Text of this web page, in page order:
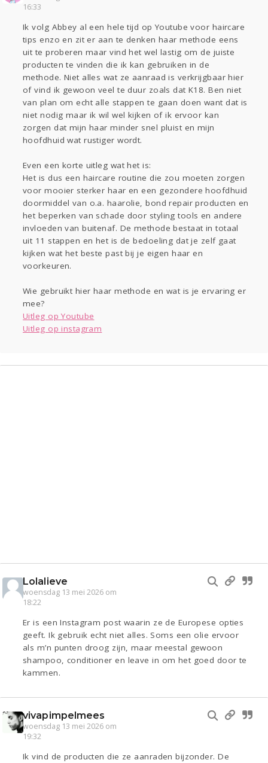
Sport
Lezen
16:33
Ik volg Abbey al een hele tijd op Youtube voor haircare
tips enzo en zit er aan te denken haar methode eens
uit te proberen maar vind het wel lastig om de juiste
producten te vinden die ik kan gebruiken in de
methode. Niet alles wat ze aanraad is verkrijgbaar hier
of vind ik gewoon veel te duur zoals dat K18. Ben niet
van plan om echt alle stappen te gaan doen want dat is
niet nodig maar ik wil wel kijken of ik ervoor kan
zorgen dat mijn haar minder snel pluist en mijn
hoofdhuid wat rustiger wordt.
Even een korte uitleg wat het is:
Het is dus een haircare routine die zou moeten zorgen
voor mooier sterker haar en een gezondere hoofdhuid
doormiddel van o.a. haarolie, bond repair producten en
het beperken van schade door styling tools en andere
invloeden van buitenaf. De methode bestaat in totaal
uit 11 stappen en het is de bedoeling dat je zelf gaat
kijken wat het beste past bij je eigen haar en
voorkeuren.
Wie gebruikt hier haar methode en wat is je ervaring er
mee?
Uitleg op Youtube
Uitleg op instagram
Lolalieve
woensdag 13 mei 2026 om
18:22
Er is een Instagram post waarin ze de Europese opties
geeft. Ik gebruik echt niet alles. Soms een olie ervoor
als m’n punten droog zijn, maar meestal gewoon
shampoo, conditioner en leave in om het goed door te
kammen.
vivapimpelmees
woensdag 13 mei 2026 om
19:32
Ik vind de producten die ze aanraden bijzonder. De